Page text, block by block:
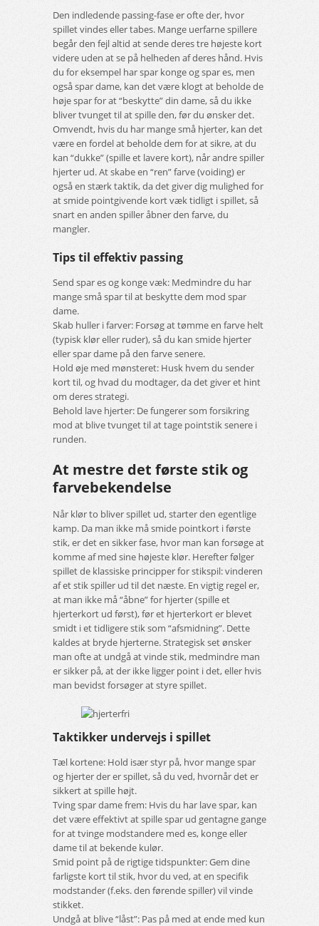
Den indledende passing-fase er ofte der, hvor
spillet vindes eller tabes. Mange uerfarne spillere
begår den fejl altid at sende deres tre højeste kort
videre uden at se på helheden af deres hånd. Hvis
du for eksempel har spar konge og spar es, men
også spar dame, kan det være klogt at beholde de
høje spar for at “beskytte” din dame, så du ikke
bliver tvunget til at spille den, før du ønsker det.
Omvendt, hvis du har mange små hjerter, kan det
være en fordel at beholde dem for at sikre, at du
kan “dukke” (spille et lavere kort), når andre spiller
hjerter ud. At skabe en “ren” farve (voiding) er
også en stærk taktik, da det giver dig mulighed for
at smide pointgivende kort væk tidligt i spillet, så
snart en anden spiller åbner den farve, du
mangler.
Tips til effektiv passing
Send spar es og konge væk: Medmindre du har
mange små spar til at beskytte dem mod spar
dame.
Skab huller i farver: Forsøg at tømme en farve helt
(typisk klør eller ruder), så du kan smide hjerter
eller spar dame på den farve senere.
Hold øje med mønsteret: Husk hvem du sender
kort til, og hvad du modtager, da det giver et hint
om deres strategi.
Behold lave hjerter: De fungerer som forsikring
mod at blive tvunget til at tage pointstik senere i
runden.
At mestre det første stik og
farvebekendelse
Når klør to bliver spillet ud, starter den egentlige
kamp. Da man ikke må smide pointkort i første
stik, er det en sikker fase, hvor man kan forsøge at
komme af med sine højeste klør. Herefter følger
spillet de klassiske principper for stikspil: vinderen
af et stik spiller ud til det næste. En vigtig regel er,
at man ikke må “åbne” for hjerter (spille et
hjerterkort ud først), før et hjerterkort er blevet
smidt i et tidligere stik som “afsmidning”. Dette
kaldes at bryde hjerterne. Strategisk set ønsker
man ofte at undgå at vinde stik, medmindre man
er sikker på, at der ikke ligger point i det, eller hvis
man bevidst forsøger at styre spillet.
Taktikker undervejs i spillet
Tæl kortene: Hold især styr på, hvor mange spar
og hjerter der er spillet, så du ved, hvornår det er
sikkert at spille højt.
Tving spar dame frem: Hvis du har lave spar, kan
det være effektivt at spille spar ud gentagne gange
for at tvinge modstandere med es, konge eller
dame til at bekende kulør.
Smid point på de rigtige tidspunkter: Gem dine
farligste kort til stik, hvor du ved, at en specifik
modstander (f.eks. den førende spiller) vil vinde
stikket.
Undgå at blive “låst”: Pas på med at ende med kun